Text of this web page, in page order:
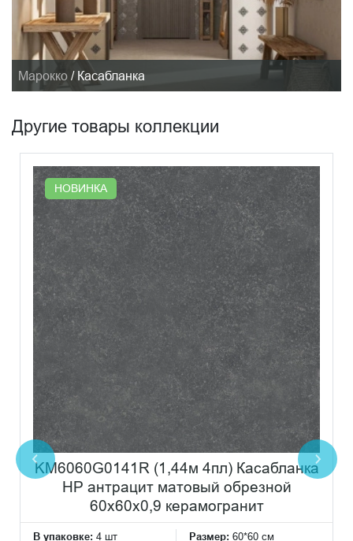
Марокко / Касабланка
Другие товары коллекции
НОВИНКА
KM6060G0141R (1,44м 4пл) Касабланка
HP антрацит матовый обрезной
60x60x0,9 керамогранит
В упаковке: 4 шт Размер: 60*60 см